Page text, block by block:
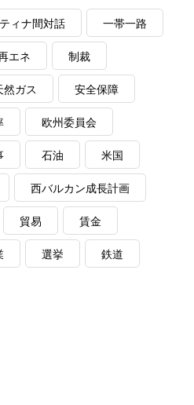
ィナ間対話 一帯一路
エネ 制裁
然ガス 安全保障
欧州委員会
石油 米国
西バルカン成長計画
貿易 賃金
選挙 鉄道